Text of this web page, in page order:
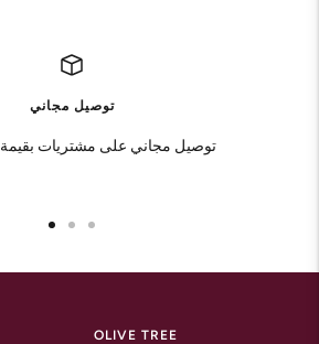
توصيل مجاني
توصيل مجاني على مشتريات بقيمة 38.00دينار
OLIVE TREE